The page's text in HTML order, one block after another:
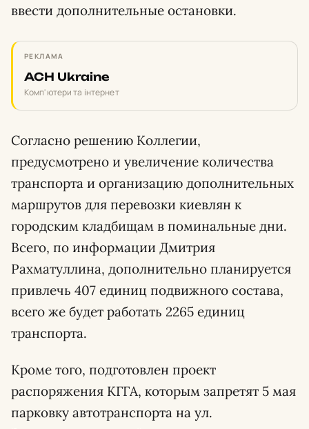
ввести дополнительные остановки.
РЕКЛАМА
ACH Ukraine
Комп'ютери та інтернет
Согласно решению Коллегии,
предусмотрено и увеличение количества
транспорта и организацию дополнительных
маршрутов для перевозки киевлян к
городским кладбищам в поминальные дни.
Всего, по информации Дмитрия
Рахматуллина, дополнительно планируется
привлечь 407 единиц подвижного состава,
всего же будет работать 2265 единиц
транспорта.
Кроме того, подготовлен проект
распоряжения КГГА, которым запретят 5 мая
парковку автотранспорта на ул.